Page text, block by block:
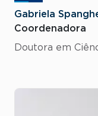
Gabriela
Coordenadora
Doutora em